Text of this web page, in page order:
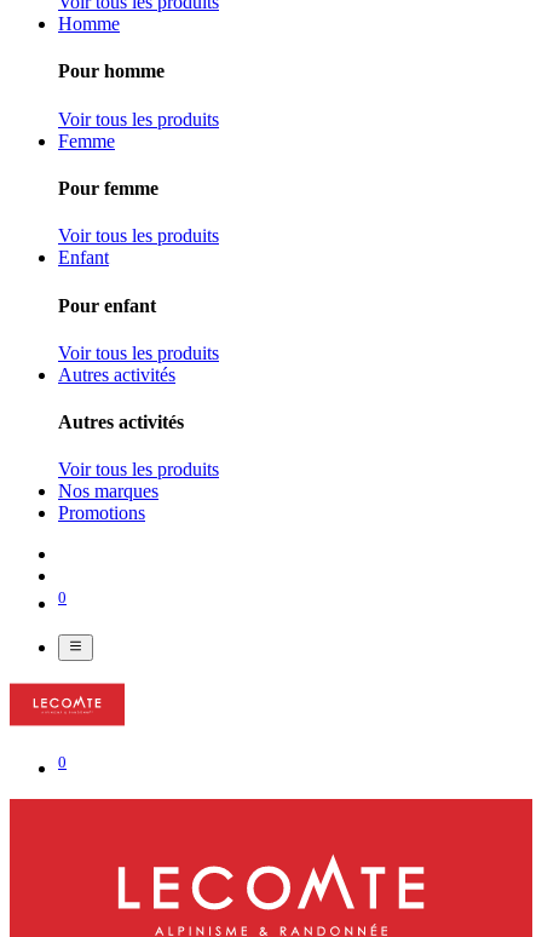
Homme
Pour homme
Voir tous les produits
Femme
Pour femme
Voir tous les produits
Enfant
Pour enfant
Voir tous les produits
Autres activités
Autres activités
Voir tous les produits
Nos marques
Promotions
0
0